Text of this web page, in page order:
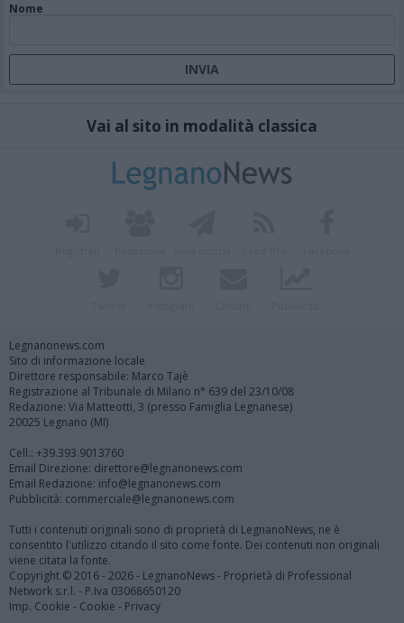
Nome
Vai al sito in modalità classica
Legnanonews.com
Sito di informazione locale
Direttore responsabile: Marco Tajè
Registrazione al Tribunale di Milano n° 639 del 23/10/08
Redazione: Via Matteotti, 3 (presso Famiglia Legnanese)
20025 Legnano (MI)
Cell.: +39.393.9013760
Email Direzione: direttore@legnanonews.com
Email Redazione: info@legnanonews.com
Pubblicità: commerciale@legnanonews.com
Tutti i contenuti originali sono di proprietà di LegnanoNews, ne è
consentito l'utilizzo citando il sito come fonte. Dei contenuti non originali
viene citata la fonte.
Copyright © 2016 - 2026 - LegnanoNews - Proprietà di Professional
Network s.r.l. - P.Iva 03068650120
Imp. Cookie - Cookie - Privacy